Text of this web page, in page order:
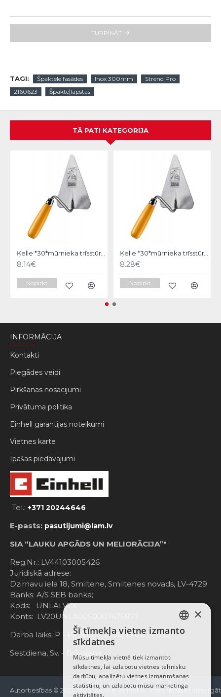
TURPINĀT
TAGI: Špaktele fasādes Inox 300mm
Strend Pro
2160623
Špakteļlāpstas
TĀ PATI KATEGORIJA
Ķelle *30*mūrnieka trīsstūra 18cm, Hardy
8.14€
Nopirkt
Ķelle *30*mūrnieka trīsstūra 20cm, Hardy
8.28€
Nopirkt
INFORMĀCIJA
Kontakti
Piegādes veidi
Pirkšanas nosacījumi
Privātuma politika
Einhell garantijas noteikumi
Vietnes karte
Ipašas piedāvājumi
Tel.: +371 20244646
E-pasts: pasutijumi@lam.lv
SIA “LAUKU APGĀDS UN MELIORĀCIJA”"
Reg.Nr.: LV44103005426
Juridiskā adrese:
Dzirnavu iela 18, Smiltene, Smiltenes novads, LV-4729
Banks: A/S SEB banka;
Kods: UNLALV2X
Konts: LV20UNLA0050007676877
Darba laiks: P - Pk. 8:00 - 12:00; 13:00 - 17:00
Sestdiena, Sv. - Brīvdiena
Autortiesības © 2021-2025, www.e-einhell.lv, Visas tiesības
LATVIAN
ENGLISH
×
Šī tīmekļa vietne izmanto
sīkdatnes
Mūsu tīmekļa vietnē tiek izmantoti
sīkdatnes, lai uzlabotu vietnes tehnisku
darbību, analizētu vietnes izmantošanas
statistiku, un uzlabotu mūsu mārketinga
aktivitātes.